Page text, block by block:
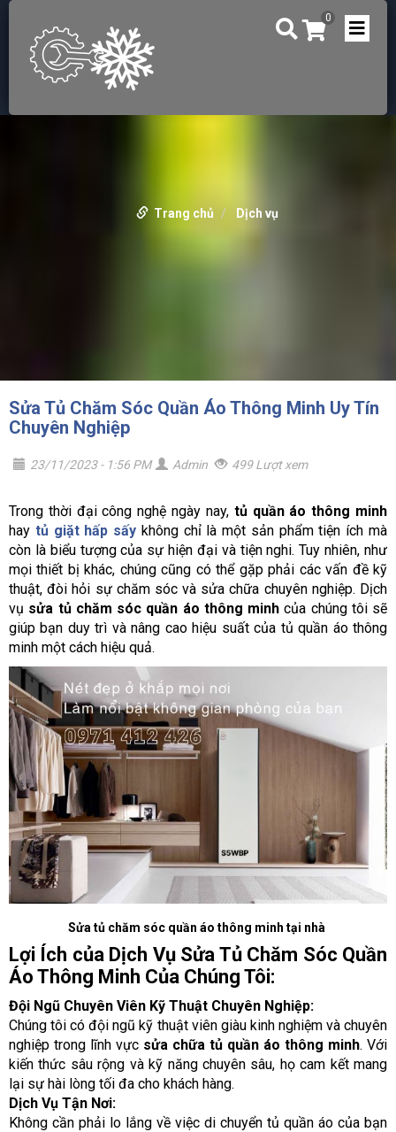
0
Trang chủ Dịch vụ
Sửa Tủ Chăm Sóc Quần Áo Thông Minh Uy Tín
Chuyên Nghiệp
23/11/2023 - 1:56 PM Admin 499 Lượt xem
Trong thời đại công nghệ ngày nay, tủ quần áo thông minh
hay tủ giặt hấp sấy không chỉ là một sản phẩm tiện ích mà
còn là biểu tượng của sự hiện đại và tiện nghi. Tuy nhiên, như
mọi thiết bị khác, chúng cũng có thể gặp phải các vấn đề kỹ
thuật, đòi hỏi sự chăm sóc và sửa chữa chuyên nghiệp. Dịch
vụ sửa tủ chăm sóc quần áo thông minh của chúng tôi sẽ
giúp bạn duy trì và nâng cao hiệu suất của tủ quần áo thông
minh một cách hiệu quả.
Sửa tủ chăm sóc quần áo thông minh tại nhà
Lợi Ích của Dịch Vụ Sửa Tủ Chăm Sóc Quần
Áo Thông Minh Của Chúng Tôi:
Đội Ngũ Chuyên Viên Kỹ Thuật Chuyên Nghiệp:
Chúng tôi có đội ngũ kỹ thuật viên giàu kinh nghiệm và chuyên
nghiệp trong lĩnh vực sửa chữa tủ quần áo thông minh. Với
kiến thức sâu rộng và kỹ năng chuyên sâu, họ cam kết mang
lại sự hài lòng tối đa cho khách hàng.
Dịch Vụ Tận Nơi:
Không cần phải lo lắng về việc di chuyển tủ quần áo của bạn